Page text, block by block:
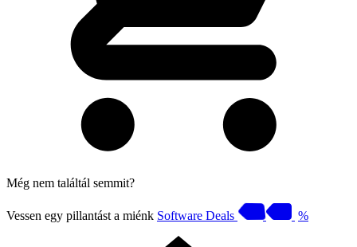
Még nem találtál semmit?
Vessen egy pillantást a miénk Software Deals %